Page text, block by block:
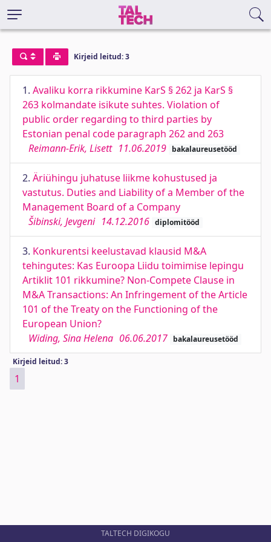
Kirjeid leitud: 3
1. Avaliku korra rikkumine KarS § 262 ja KarS §
263 kolmandate isikute suhtes. Violation of
public order regarding to third parties by
Estonian penal code paragraph 262 and 263
Reimann-Erik, Lisett 11.06.2019 bakalaureusetööd
2. Äriühingu juhatuse liikme kohustused ja
vastutus. Duties and Liability of a Member of the
Management Board of a Company
Šibinski, Jevgeni 14.12.2016 diplomitööd
3. Konkurentsi keelustavad klausid M&A
tehingutes: Kas Euroopa Liidu toimimise lepingu
Artiklit 101 rikkumine? Non-Compete Clause in
M&A Transactions: An Infringement of the Article
101 of the Treaty on the Functioning of the
European Union?
Widing, Sina Helena 06.06.2017 bakalaureusetööd
Kirjeid leitud: 3
1
TALTECH DIGIKOGU